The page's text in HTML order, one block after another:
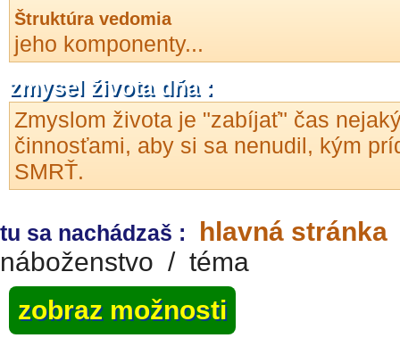
Štruktúra vedomia
jeho komponenty...
zmysel života dňa :
Zmyslom života je "zabíjať" čas
činnosťami, aby si sa nenudil, kým
SMRŤ.
tu sa nachádzaš : hlavná stránka
náboženstvo / téma
zobraz možnosti